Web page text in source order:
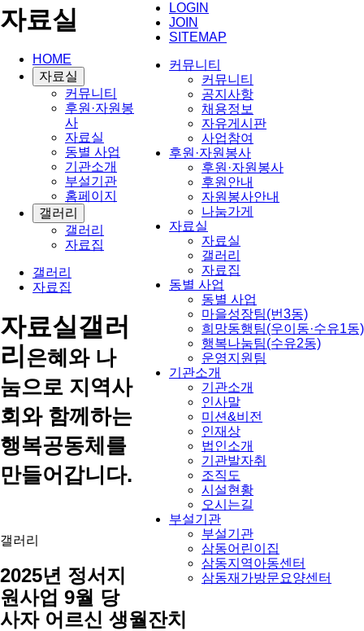
LOGIN
JOIN
SITEMAP
커뮤니티
커뮤니티
공지사항
채용정보
자유게시판
사업참여
후원·자원봉사
후원·자원봉사
후원안내
자원봉사안내
나눔가게
자료실
자료실
갤러리
자료집
동별 사업
동별 사업
마을성장팀(번3동)
희망동행팀(우이동·수유1동)
행복나눔팀(수유2동)
운영지원팀
기관소개
기관소개
인사말
미션&비전
인재상
법인소개
기관발자취
조직도
시설현황
오시는길
부설기관
부설기관
삼동어린이집
삼동지역아동센터
삼동재가방문요양센터
자료실
HOME
자료실
커뮤니티
후원·자원봉
사
자료실
동별 사업
기관소개
부설기관
홈페이지
갤러리
갤러리
자료집
갤러리
자료집
자료실갤러
리은혜와 나
눔으로 지역사
회와 함께하는
행복공동체를
만들어갑니다.
갤러리
2025년 정서지
원사업 9월 당
사자 어르신 생월잔치